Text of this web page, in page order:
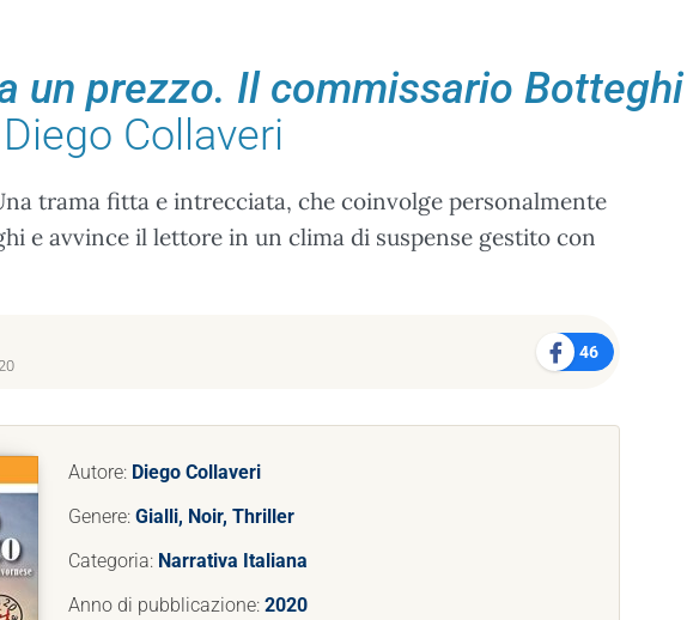
un prezzo. Il commissario
Collaveri
trama fitta e intrecciata, che coinvolge personalmente
e avvince il lettore in un clima di suspense gestito con
46
Autore: Diego Collaveri
Genere: Gialli, Noir, Thriller
Categoria: Narrativa Italiana
Anno di pubblicazione: 2020